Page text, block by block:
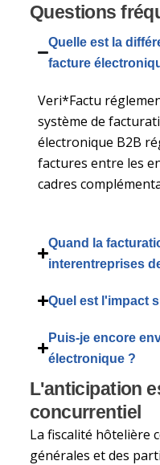
Questions
Quelle est la
facture
Veri*Factu
système de
électronique B2B
factures entre les
cadres
Quand la
interentreprises
Quel est l'impact
Puis-je encore
électronique ?
L'anticipation
concurrentiel
La fiscalité hôtelière
générales et des